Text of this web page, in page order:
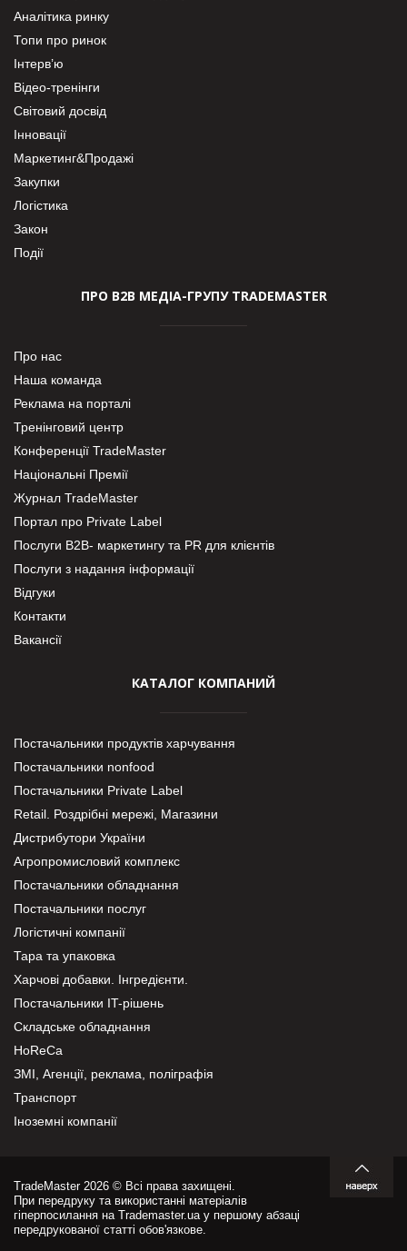
Аналітика ринку
Топи про ринок
Інтерв’ю
Відео-тренінги
Світовий досвід
Інновації
Маркетинг&Продажі
Закупки
Логістика
Закон
Події
ПРО В2В МЕДІА-ГРУПУ TRADEMASTER
Про нас
Наша команда
Реклама на порталі
Тренінговий центр
Конференції TradeMaster
Національні Премії
Журнал TradeMaster
Портал про Private Label
Послуги В2В- маркетингу та PR для клієнтів
Послуги з надання інформації
Відгуки
Контакти
Вакансії
КАТАЛОГ КОМПАНИЙ
Постачальники продуктів харчування
Постачальники nonfood
Постачальники Private Label
Retail. Роздрібні мережі, Магазини
Дистрибутори України
Агропромисловий комплекс
Постачальники обладнання
Постачальники послуг
Логістичні компанії
Тара та упаковка
Харчові добавки. Інгредієнти.
Постачальники IT-рішень
Складське обладнання
HoReCa
ЗМІ, Агенції, реклама, поліграфія
Транспорт
Іноземні компанії
TradeMaster 2026 © Всі права захищені.
При передруку та використанні матеріалів
гіперпосилання на Trademaster.ua у першому абзаці
передрукованої статті обов'язкове.